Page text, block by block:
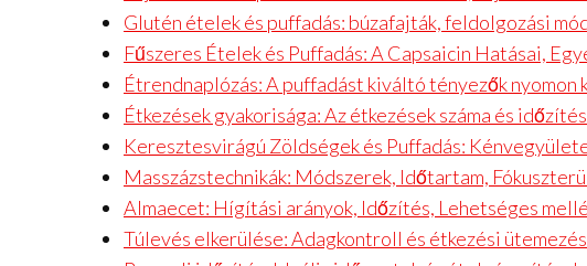
Glutén ételek és puffadás: búzafajták, feldolgozási
Fűszeres Ételek és Puffadás: A Capsaicin Hatásai,
Étrendnaplózás: A puffadást kiváltó tényezők nyomon
Étkezések gyakorisága: Az étkezések száma és
Keresztesvirágú Zöldségek és Puffadás:
Masszázstechnikák: Módszerek, Időtartam,
Almaecet: Hígítási arányok, Időzítés, Lehetséges
Túlevés elkerülése: Adagkontroll és étkezési